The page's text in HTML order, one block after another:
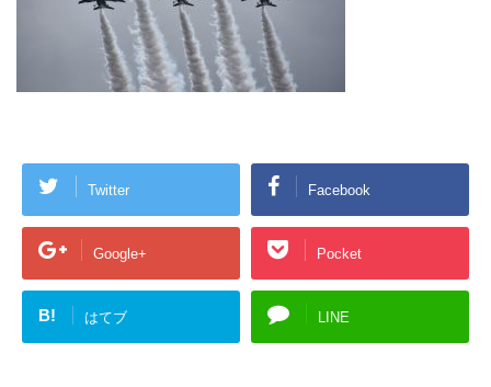
Twitter Facebook
Google+ Pocket
B! はてブ LINE